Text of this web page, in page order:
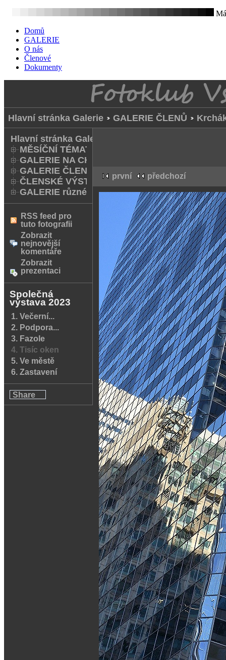
Domů
GALERIE
O nás
Členové
Dokumenty
Hlavní stránka Galerie GALERIE ČLENŮ
Hlavní stránka Galerie
MĚSÍČNÍ TÉMATA
GALERIE NA CHODNÍKU
GALERIE ČLENŮ
ČLENSKÉ VÝSTAVY A FOTO Q
GALERIE různé
RSS feed pro
tuto fotografii
Zobrazit
nejnovější
komentáře
Zobrazit
prezentaci
Společná
výstava 2023
1. Večerní...
2. Podpora...
3. Fazole
4. Tisíc oken
5. Ve městě
6. Zastavení
Share
první předchozí